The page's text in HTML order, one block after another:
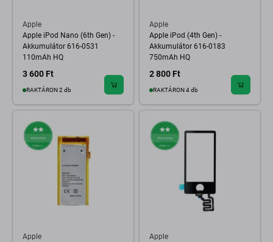
Apple
Apple iPod Nano (6th Gen) -
Akkumulátor 616-0531
110mAh HQ
3 600 Ft
RAKTÁRON 2 db
Apple
Apple iPod (4th Gen) -
Akkumulátor 616-0183
750mAh HQ
2 800 Ft
RAKTÁRON 4 db
Apple
Apple